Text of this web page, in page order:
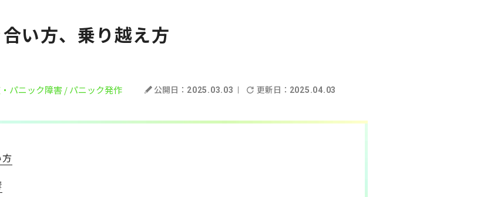
い方、乗り越え方
パニック障害/ パニック発作 公開日： 2025.03.03 更新日： 2025.04.03